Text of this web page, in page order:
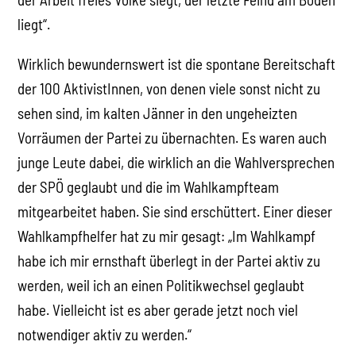
liegt“.
Wirklich bewundernswert ist die spontane Bereitschaft
der 100 AktivistInnen, von denen viele sonst nicht zu
sehen sind, im kalten Jänner in den ungeheizten
Vorräumen der Partei zu übernachten. Es waren auch
junge Leute dabei, die wirklich an die Wahlversprechen
der SPÖ geglaubt und die im Wahlkampfteam
mitgearbeitet haben. Sie sind erschüttert. Einer dieser
Wahlkampfhelfer hat zu mir gesagt: „Im Wahlkampf
habe ich mir ernsthaft überlegt in der Partei aktiv zu
werden, weil ich an einen Politikwechsel geglaubt
habe. Vielleicht ist es aber gerade jetzt noch viel
notwendiger aktiv zu werden.“